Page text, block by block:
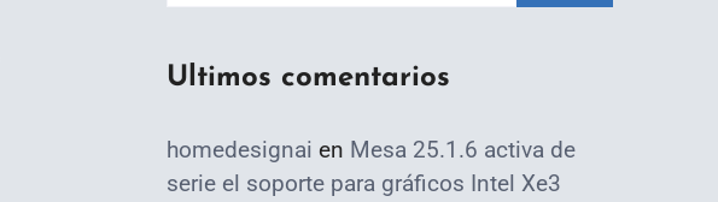
Ultimos comentarios
homedesignai en Mesa 25.1.6 activa de
serie el soporte para gráficos Intel Xe3